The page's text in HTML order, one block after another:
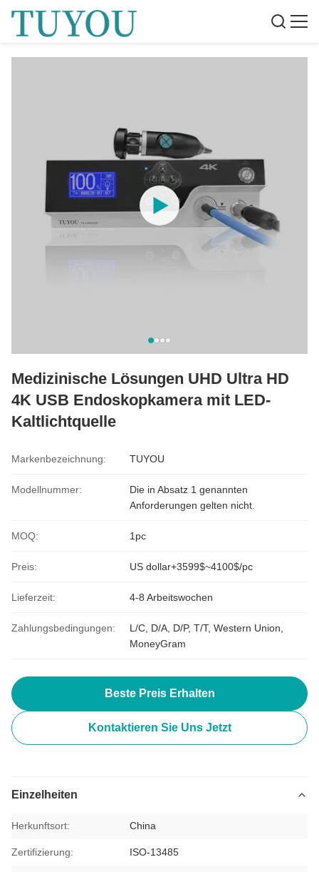
Medizinische Lösungen UHD Ultra HD
4K USB Endoskopkamera mit LED-
Kaltlichtquelle
Markenbezeichnung: TUYOU
Modellnummer:
Die in Absatz 1 genannten
Anforderungen gelten nicht.
MOQ: 1pc
Preis: US dollar+3599$~4100$/pc
Lieferzeit: 4-8 Arbeitswochen
Zahlungsbedingungen:
L/C, D/A, D/P, T/T, Western Union,
MoneyGram
Beste Preis Erhalten
Kontaktieren Sie Uns Jetzt
Einzelheiten
Herkunftsort: China
Zertifizierung: ISO-13485